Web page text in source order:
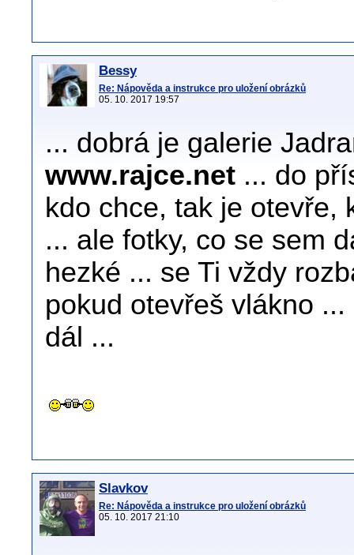
Bessy
Re: Nápověda a instrukce pro uložení obrázků
05. 10. 2017 19:57
... dobrá je galerie
www.rajce.net ... do
kdo chce, tak je otevře,
... ale fotky, co se sem
hezké ... se Ti vždy
pokud otevřeš vlákno
dál ...
Slavkov
Re: Nápověda a instrukce pro uložení obrázků
05. 10. 2017 21:10